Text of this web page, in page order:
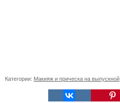
Категории: Макияж и прическа на выпускной